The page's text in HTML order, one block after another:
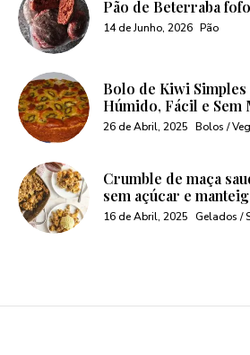
Pão de Beterraba
14 de Junho, 2026 Pão
Bolo de Kiwi Simples
Húmido, Fácil e Sem
26 de Abril, 2025 Bolos /
Crumble de maça
sem açúcar e
16 de Abril, 2025 Gelados /